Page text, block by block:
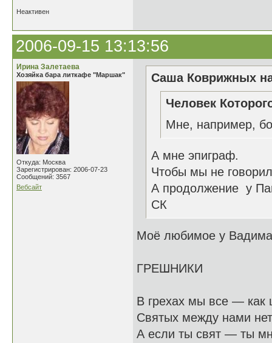
Неактивен
2006-09-15 13:13:56
Ирина Залетаева
Хозяйка бара литкафе "Маршак"
Откуда: Москва
Зарегистрирован: 2006-07-23
Сообщений: 3567
Вебсайт
Саша Коврижных
Человек
Мне, например,
А мне эпиграф.
Чтобы мы не
А продолжение у
СК
Моё любимое у
ГРЕШНИКИ
В грехах мы все — как
Святых между нами
А если ты свят — ты